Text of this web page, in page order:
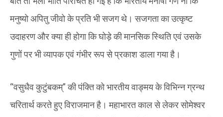
मनुष्यो अपितु जीवो के प्रति भी सजग थे। सजगता का उत्कृष्ट
उदाहरण और क्या ही होगा कि घोड़े की मानसिक स्थिति एवं उसके
गुणों पर भी व्यापक एवं गंभीर रूप से प्रकाश डाला गया है।
“वसुधैव कुटुंबकम्” की पंक्ति को भारतीय वाङ्मय के विभिन्न ग्रन्थ
चरितार्थ करते हुए विराजमान है। महाभारत काल से लेकर सोमेश्वर